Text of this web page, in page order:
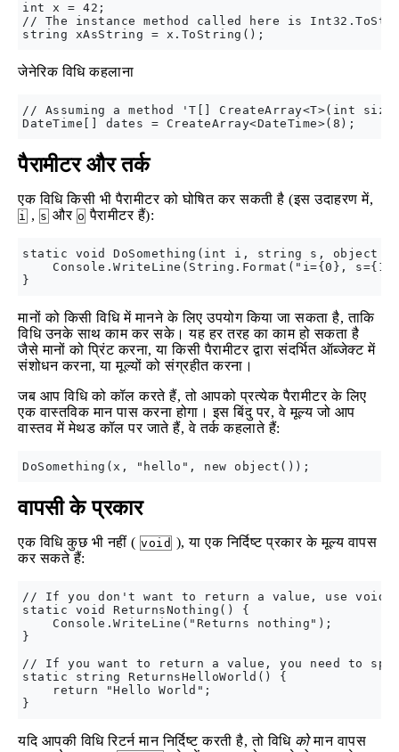
int x = 42;
// The instance method called here is
जेनेरिक विधि कहलाना
// Assuming a method 'T[] CreateArray<T>(int
पैरामीटर और तर्क
एक विधि किसी भी पैरामीटर को घोषित कर सकती है (इस उदाहरण में,
i , s और o पैरामीटर हैं):
static void DoSomething(int i, string s, object
Console.WriteLine(String.Format("i={0},
मानों को किसी विधि में मानने के लिए उपयोग किया जा सकता है, ताकि
विधि उनके साथ काम कर सके। यह हर तरह का काम हो सकता है
जैसे मानों को प्रिंट करना, या किसी पैरामीटर द्वारा संदर्भित ऑब्जेक्ट में
संशोधन करना, या मूल्यों को संग्रहीत करना।
जब आप विधि को कॉल करते हैं, तो आपको प्रत्येक पैरामीटर के लिए
एक वास्तविक मान पास करना होगा। इस बिंदु पर, वे मूल्य जो आप
वास्तव में मेथड कॉल पर जाते हैं, वे तर्क कहलाते हैं:
वापसी के प्रकार
एक विधि कुछ भी नहीं ( void ), या एक निर्दिष्ट प्रकार के मूल्य वापस
कर सकते हैं:
// If you don't want to return a value, use void
static void ReturnsNothing() {
    Console.WriteLine("Returns nothing");
}
// If you want to return a value, you need to
static string ReturnsHelloWorld() {
    return "Hello World";
यदि आपकी विधि रिटर्न मान निर्दिष्ट करती है, तो विधि कोमान वापस